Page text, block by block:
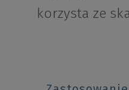
korzysta ze